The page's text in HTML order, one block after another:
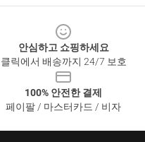
안심하고 쇼핑하세요
클릭에서 배송까지 24/7 보호
100% 안전한 결제
페이팔 / 마스터카드 / 비자